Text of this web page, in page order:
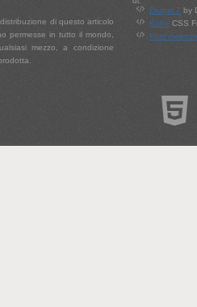
di questo articolo
permesse in tutto il mondo,
mezzo, a condizione
Drupal 7 by
Kube CSS
Font